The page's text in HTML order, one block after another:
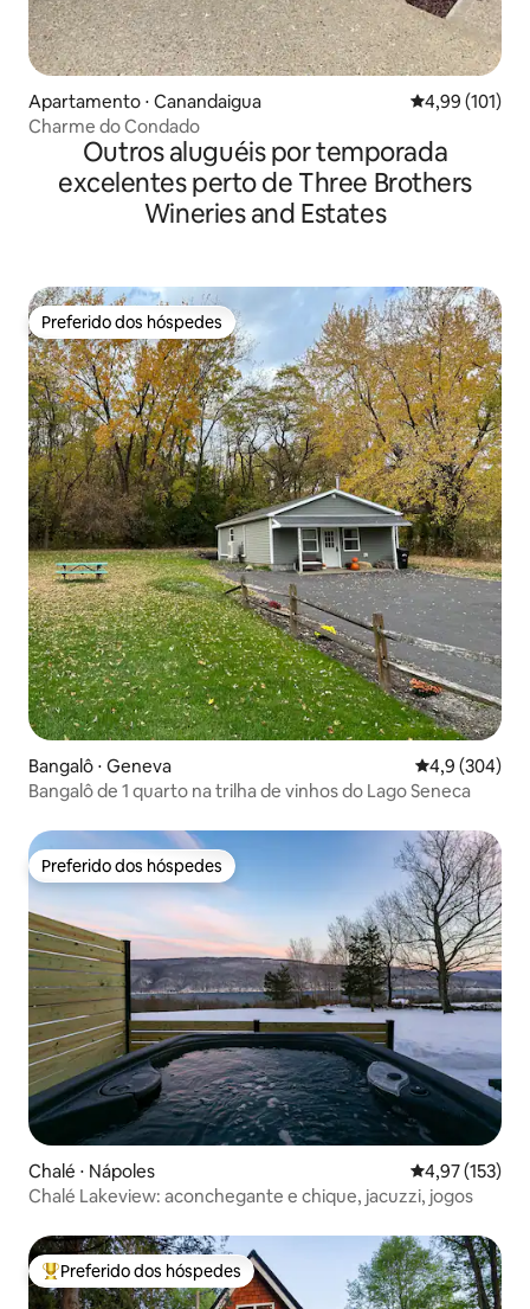
Apartamento ⋅ Canandaigua 4,99 de uma
4,99 (101)
Charme do Condado
Outros aluguéis por temporada
excelentes perto de Three Brothers
Wineries and Estates
Preferido dos hóspedes
Preferido dos hóspedes
Bangalô ⋅ Geneva 4,9 de uma
4,9 (304)
Bangalô de 1 quarto na trilha de vinhos do Lago Seneca
Preferido dos hóspedes
Preferido dos hóspedes
Chalé ⋅ Nápoles 4,97 de uma
4,97 (153)
Chalé Lakeview: aconchegante e chique, jacuzzi, jogos
Entre os melhores preferidos dos hóspedes
Preferido dos hóspedes